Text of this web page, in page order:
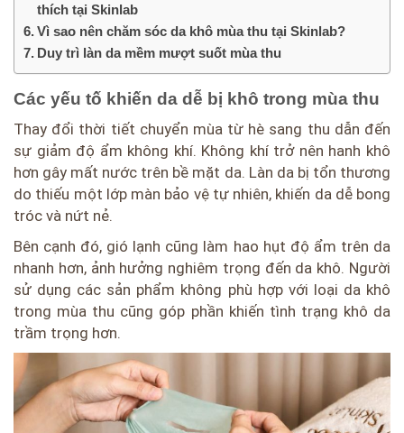
thích tại Skinlab
Vì sao nên chăm sóc da khô mùa thu tại Skinlab?
Duy trì làn da mềm mượt suốt mùa thu
Các yếu tố khiến da dễ bị khô trong mùa thu
Thay đổi thời tiết chuyển mùa từ hè sang thu dẫn đến
sự giảm độ ẩm không khí. Không khí trở nên hanh khô
hơn gây mất nước trên bề mặt da. Làn da bị tổn thương
do thiếu một lớp màn bảo vệ tự nhiên, khiến da dễ bong
tróc và nứt nẻ.
Bên cạnh đó, gió lạnh cũng làm hao hụt độ ẩm trên da
nhanh hơn, ảnh hưởng nghiêm trọng đến da khô. Người
sử dụng các sản phẩm không phù hợp với loại da khô
trong mùa thu cũng góp phần khiến tình trạng khô da
trầm trọng hơn.